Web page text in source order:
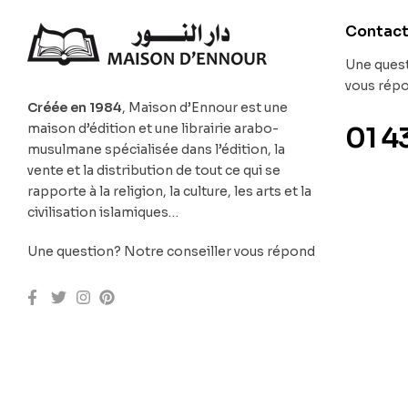
Créée en 1984, Maison d’Ennour est une
maison d’édition et une librairie arabo-
musulmane spécialisée dans l’édition, la
vente et la distribution de tout ce qui se
rapporte à la religion, la culture, les arts et la
civilisation islamiques…
Une question? Notre conseiller vous répond
Contact
Une
vous
01